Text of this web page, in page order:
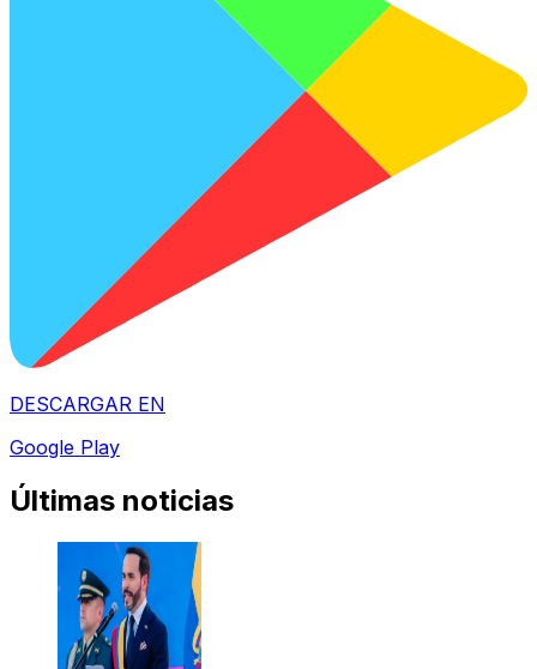
DESCARGAR EN
Google Play
Últimas noticias